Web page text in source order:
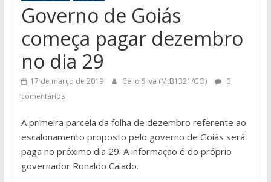
Governo de Goiás
começa pagar dezembro
no dia 29
17 de março de 2019 Célio Silva (MtB1321/GO)
0
comentários
A primeira parcela da folha de dezembro referente ao
escalonamento proposto pelo governo de Goiás será
paga no próximo dia 29. A informação é do próprio
governador Ronaldo Caiado.